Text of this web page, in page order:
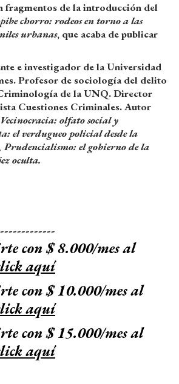
fragmentos de la introducción del
chorro: rodeos en torno a las
urbanas, que acaba de publicar
e investigador de la Universidad
Profesor de sociología del delito
de la UNQ. Director
Cuestiones Criminales. Autor
Vecinocracia: olfato social y
el verdugueo policial desde la
Prudencialismo: el gobierno de la
oculta.
con $ 8.000/mes al
aquí
con $ 10.000/mes al
aquí
con $ 15.000/mes al
aquí